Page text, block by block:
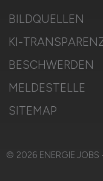
BILDQUELLEN
KI-
BESCHWERDEN
MELDESTELLE
SITEMAP
© 2026 ENERGIE.JOBS